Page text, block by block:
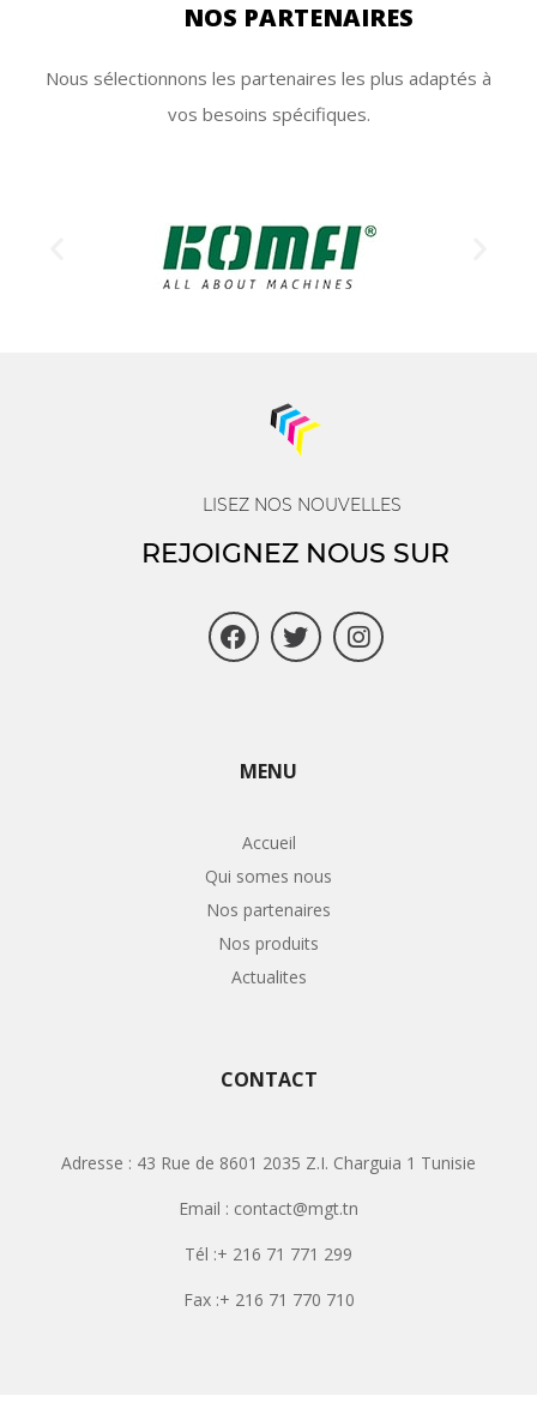
NOS PARTENAIRES
Nous sélectionnons les partenaires les plus adaptés à
vos besoins spécifiques.
LISEZ NOS NOUVELLES
REJOIGNEZ NOUS SUR
MENU
Accueil
Qui somes nous
Nos partenaires
Nos produits
Actualites
CONTACT
Adresse : 43 Rue de 8601 2035 Z.I. Charguia 1 Tunisie
Email : contact@mgt.tn
Tél :+ 216 71 771 299
Fax :+ 216 71 770 710